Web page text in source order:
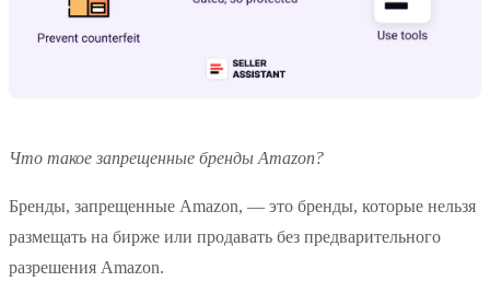
Что такое запрещенные бренды Amazon?
Бренды, запрещенные Amazon, — это бренды, которые нельзя
размещать на бирже или продавать без предварительного
разрешения Amazon.